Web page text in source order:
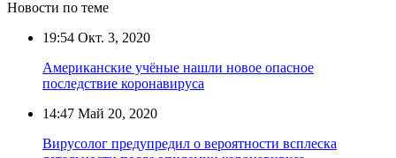
Новости по теме
19:54 Окт. 3, 2020
Американские учёные нашли новое опасное
последствие коронавируса
14:47 Май 20, 2020
Вирусолог предупредил о вероятности всплеска